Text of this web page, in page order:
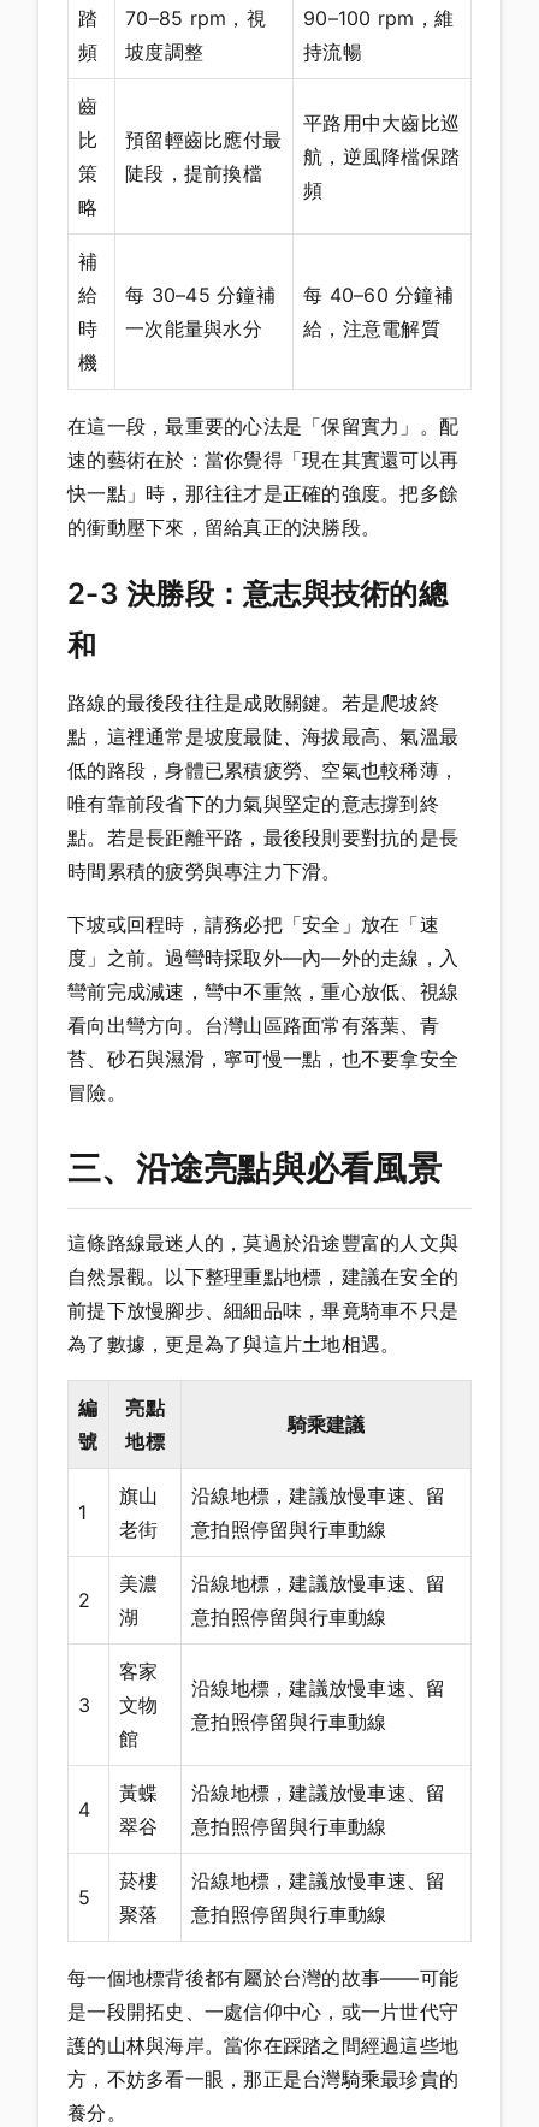
踏
頻
70–85 rpm，視
坡度調整
90–100 rpm，維
持流暢
齒
比
策
略
預留輕齒比應付最
陡段，提前換檔
平路用中大齒比巡
航，逆風降檔保踏
頻
補
給
時
機
每 30–45 分鐘補
一次能量與水分
每 40–60 分鐘補
給，注意電解質
在這一段，最重要的心法是「保留實力」。配
速的藝術在於：當你覺得「現在其實還可以再
快一點」時，那往往才是正確的強度。把多餘
的衝動壓下來，留給真正的決勝段。
2-3 決勝段：意志與技術的總
和
路線的最後段往往是成敗關鍵。若是爬坡終
點，這裡通常是坡度最陡、海拔最高、氣溫最
低的路段，身體已累積疲勞、空氣也較稀薄，
唯有靠前段省下的力氣與堅定的意志撐到終
點。若是長距離平路，最後段則要對抗的是長
時間累積的疲勞與專注力下滑。
下坡或回程時，請務必把「安全」放在「速
度」之前。過彎時採取外—內—外的走線，入
彎前完成減速，彎中不重煞，重心放低、視線
看向出彎方向。台灣山區路面常有落葉、青
苔、砂石與濕滑，寧可慢一點，也不要拿安全
冒險。
三、沿途亮點與必看風景
這條路線最迷人的，莫過於沿途豐富的人文與
自然景觀。以下整理重點地標，建議在安全的
前提下放慢腳步、細細品味，畢竟騎車不只是
為了數據，更是為了與這片土地相遇。
編
號
亮點
地標
騎乘建議
1
旗山
老街
沿線地標，建議放慢車速、留
意拍照停留與行車動線
2
美濃
湖
沿線地標，建議放慢車速、留
意拍照停留與行車動線
3
客家
文物
館
沿線地標，建議放慢車速、留
意拍照停留與行車動線
4
黃蝶
翠谷
沿線地標，建議放慢車速、留
意拍照停留與行車動線
5
菸樓
聚落
沿線地標，建議放慢車速、留
意拍照停留與行車動線
每一個地標背後都有屬於台灣的故事——可能
是一段開拓史、一處信仰中心，或一片世代守
護的山林與海岸。當你在踩踏之間經過這些地
方，不妨多看一眼，那正是台灣騎乘最珍貴的
養分。